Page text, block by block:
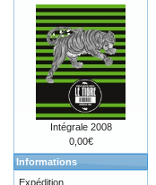
Intégrale 2008
0,00€
Informations
Expédition